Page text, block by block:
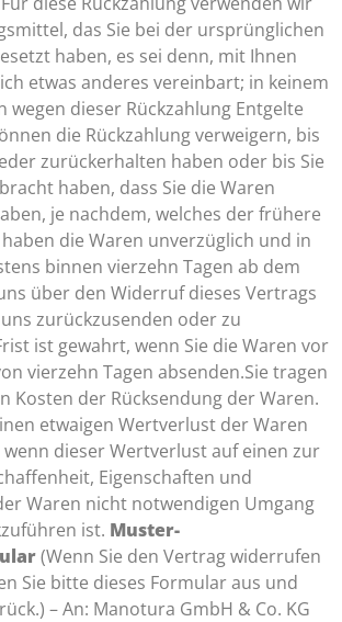
das Sie bei der ursprünglichen
haben, es sei denn, mit Ihnen
etwas anderes vereinbart; in keinem
wegen dieser Rückzahlung Entgelte
die Rückzahlung verweigern, bis
zurückerhalten haben oder bis Sie
haben, dass Sie die Waren
je nachdem, welches der frühere
die Waren unverzüglich und in
binnen vierzehn Tagen ab dem
über den Widerruf dieses Vertrags
zurückzusenden oder zu
ist gewahrt, wenn Sie die Waren vor
vierzehn Tagen absenden.Sie tragen
Kosten der Rücksendung der Waren.
etwaigen Wertverlust der Waren
dieser Wertverlust auf einen zur
Eigenschaften und
Waren nicht notwendigen Umgang
ist. Muster-
(Wenn Sie den Vertrag widerrufen
Sie bitte dieses Formular aus und
– An: Manotura GmbH & Co. KG